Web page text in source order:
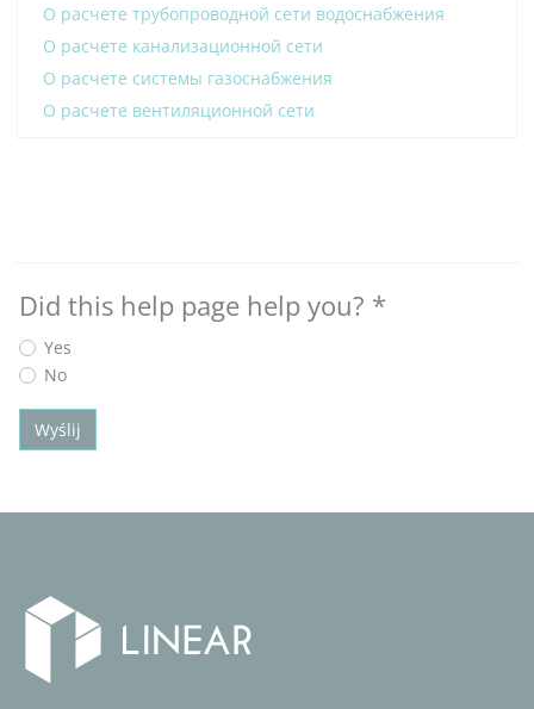
О расчете трубопроводной сети водоснабжения
О расчете канализационной сети
О расчете системы газоснабжения
О расчете вентиляционной сети
Did this help page help you? *
Yes
No
Wyślij